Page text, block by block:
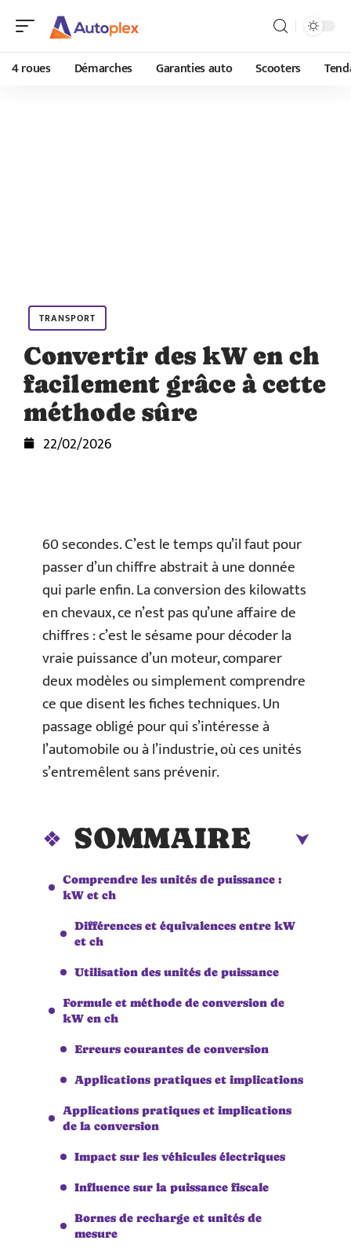
4 roues Démarches Garanties auto Scooters
TRANSPORT
Convertir des kW en ch
facilement grâce à cette
méthode sûre
22/02/2026
60 secondes. C’est le temps qu’il faut pour
passer d’un chiffre abstrait à une donnée
qui parle enfin. La conversion des kilowatts
en chevaux, ce n’est pas qu’une affaire de
chiffres : c’est le sésame pour décoder la
vraie puissance d’un moteur, comparer
deux modèles ou simplement comprendre
ce que disent les fiches techniques. Un
passage obligé pour qui s’intéresse à
l’automobile ou à l’industrie, où ces unités
s’entremêlent sans prévenir.
SOMMAIRE
Comprendre les unités de puissance :
kW et ch
Différences et équivalences entre kW
et ch
Utilisation des unités de puissance
Formule et méthode de conversion de
kW en ch
Erreurs courantes de conversion
Applications pratiques et implications
Applications pratiques et implications
de la conversion
Impact sur les véhicules électriques
Influence sur la puissance fiscale
Bornes de recharge et unités de
mesure